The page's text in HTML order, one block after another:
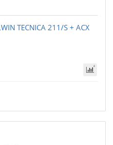
TECNICA 211/S + ACX